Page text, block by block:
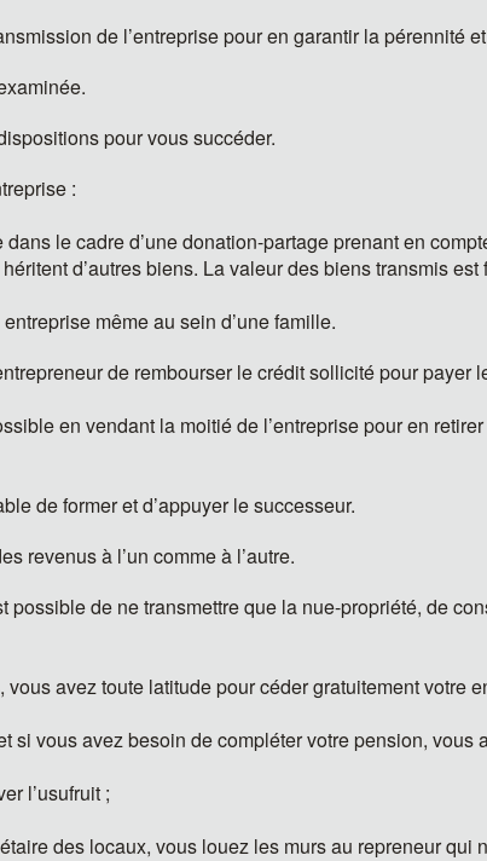
de l’entreprise pour en garantir la pérennité
pour vous succéder.
:
le cadre d’une donation-partage prenant en
d’autres biens. La valeur des biens transmis est
même au sein d’une famille.
de rembourser le crédit sollicité pour payer
en vendant la moitié de l’entreprise pour en
de former et d’appuyer le successeur.
revenus à l’un comme à l’autre.
de ne transmettre que la nue-propriété, de
avez toute latitude pour céder gratuitement votre
si vous avez besoin de compléter votre pension, vous
l’usufruit ;
des locaux, vous louez les murs au repreneur qui